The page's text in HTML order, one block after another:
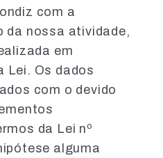
com a
da nossa atividade,
em
Lei. Os dados
com o devido
da Lei nº
alguma